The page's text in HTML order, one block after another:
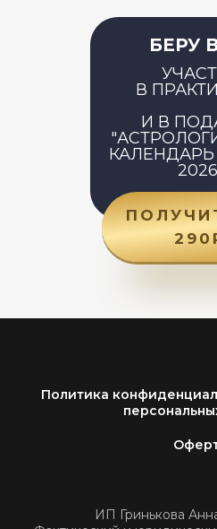
В
И В
БЕРУ
Политика
ИП Гринькова